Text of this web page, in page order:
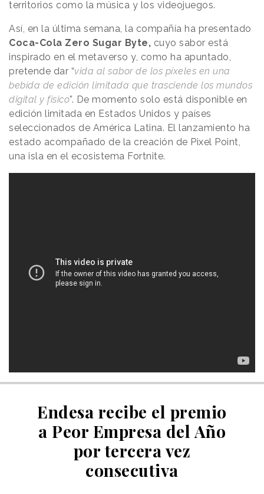
territorios como la música y los videojuegos.
Así, en la última semana, la compañía ha presentado
Coca-Cola Zero Sugar Byte, cuyo sabor está
inspirado en el metaverso y, como ha apuntado,
pretende dar “vida al sabor de los píxeles en una
bebida de edición limitada que trasciende los mundos
digital y físico”. De momento solo está disponible en
edición limitada en Estados Unidos y países
seleccionados de América Latina. El lanzamiento ha
estado acompañado de la creación de Pixel Point,
una isla en el ecosistema Fortnite.
Endesa recibe el premio
a Peor Empresa del Año
por tercera vez
consecutiva